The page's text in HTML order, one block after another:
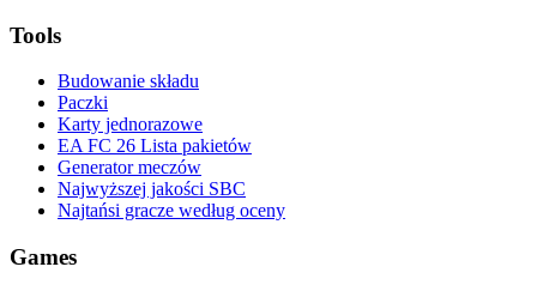
Tools
Budowanie składu
Paczki
Karty jednorazowe
EA FC 26 Lista pakietów
Generator meczów
Najwyższej jakości SBC
Najtańsi gracze według oceny
Games